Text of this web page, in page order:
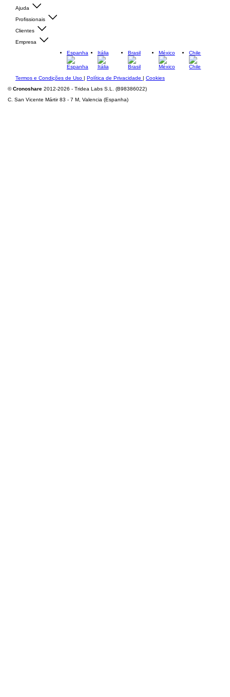
Ajuda
Profissionais
Clientes
Empresa
Espanha
Itália Brasil México Chile
Termos e Condições de Uso | Política de Privacidade | Cookies
©Cronoshare 2012-2026 - Tridea Labs S.L. (B98386022)
C. San Vicente Mártir 83 - 7 M, Valencia (Espanha)